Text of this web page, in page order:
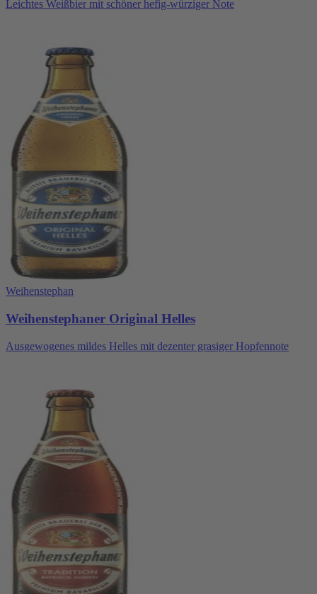
Leichtes Weißbier mit schöner hefig-würziger Note
Weihenstephan
Weihenstephaner Original Helles
Ausgewogenes mildes Helles mit dezenter grasiger Hopfennote